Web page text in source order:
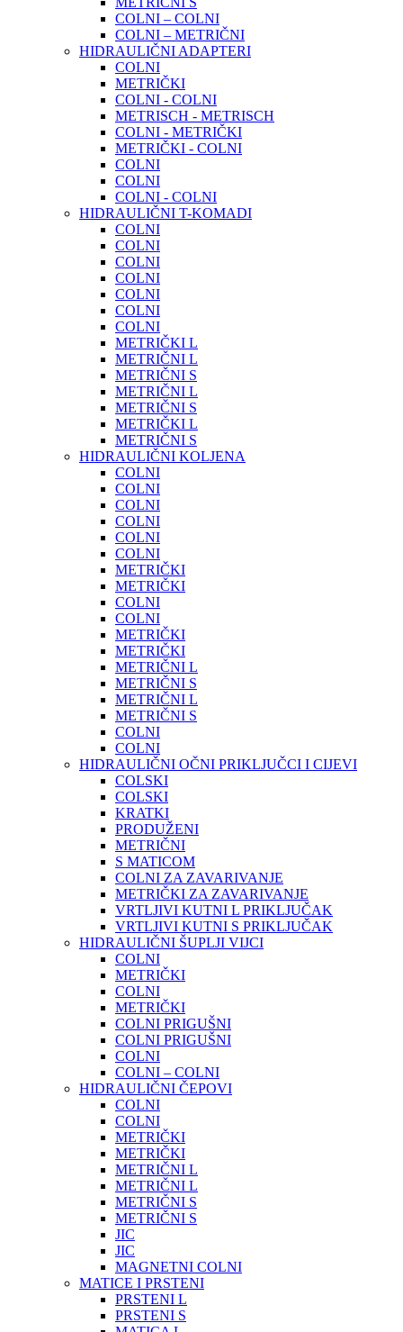
COLNI – COLNI
COLNI – METRIČNI
HIDRAULIČNI ADAPTERI
COLNI
METRIČKI
COLNI - COLNI
METRISCH - METRISCH
COLNI - METRIČKI
METRIČKI - COLNI
COLNI
COLNI
COLNI - COLNI
HIDRAULIČNI T-KOMADI
COLNI
COLNI
COLNI
COLNI
COLNI
COLNI
COLNI
METRIČKI L
METRIČNI L
METRIČNI S
METRIČNI L
METRIČNI S
METRIČKI L
METRIČNI S
HIDRAULIČNI KOLJENA
COLNI
COLNI
COLNI
COLNI
COLNI
COLNI
METRIČKI
METRIČKI
COLNI
COLNI
METRIČKI
METRIČKI
METRIČNI L
METRIČNI S
METRIČNI L
METRIČNI S
COLNI
COLNI
HIDRAULIČNI OČNI PRIKLJUČCI I CIJEVI
COLSKI
COLSKI
KRATKI
PRODUŽENI
METRIČNI
S MATICOM
COLNI ZA ZAVARIVANJE
METRIČKI ZA ZAVARIVANJE
VRTLJIVI KUTNI L PRIKLJUČAK
VRTLJIVI KUTNI S PRIKLJUČAK
HIDRAULIČNI ŠUPLJI VIJCI
COLNI
METRIČKI
COLNI
METRIČKI
COLNI PRIGUŠNI
COLNI PRIGUŠNI
COLNI
COLNI – COLNI
HIDRAULIČNI ČEPOVI
COLNI
COLNI
METRIČKI
METRIČKI
METRIČNI L
METRIČNI L
METRIČNI S
METRIČNI S
JIC
JIC
MAGNETNI COLNI
MATICE I PRSTENI
PRSTENI L
PRSTENI S